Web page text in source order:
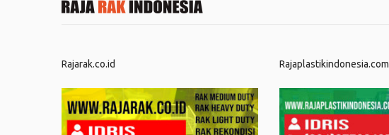
Rajarak.co.id Rajaplastikindonesia.com